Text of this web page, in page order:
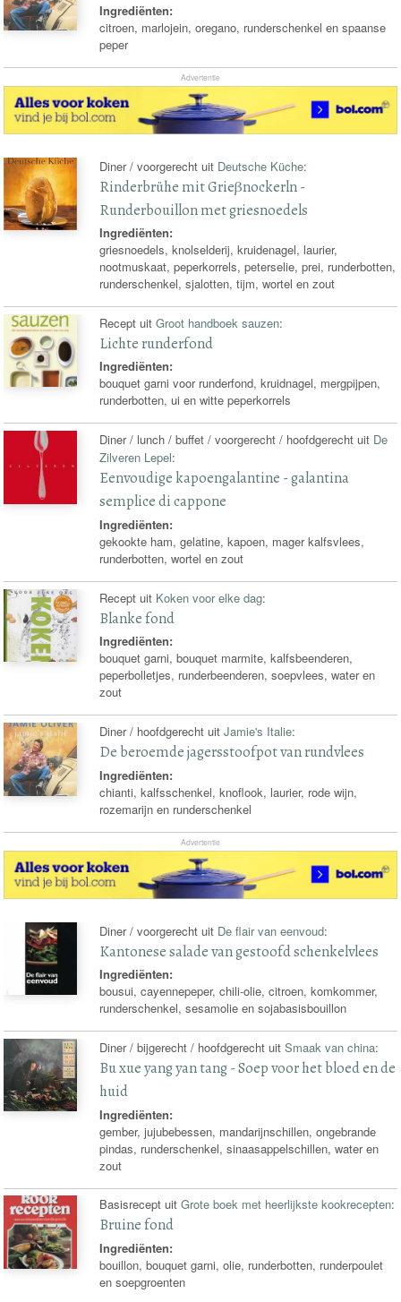
Ingrediënten:
citroen, marlojein, oregano, runderschenkel en spaanse
peper
Advertentie
Diner / voorgerecht uit Deutsche Küche:
Rinderbrühe mit Grieβnockerln -
Runderbouillon met griesnoedels
Ingrediënten:
griesnoedels, knolselderij, kruidenagel, laurier,
nootmuskaat, peperkorrels, peterselie, prei, runderbotten,
runderschenkel, sjalotten, tijm, wortel en zout
Recept uitGroot handboek sauzen:
Lichte runderfond
Ingrediënten:
bouquet garni voor runderfond, kruidnagel, mergpijpen,
runderbotten, ui en witte peperkorrels
Diner / lunch / buffet / voorgerecht / hoofdgerecht uit De
Zilveren Lepel:
Eenvoudige kapoengalantine - galantina
semplice di cappone
Ingrediënten:
gekookte ham, gelatine, kapoen, mager kalfsvlees,
runderbotten, wortel en zout
Recept uit Koken voor elke dag:
Blanke fond
Ingrediënten:
bouquet garni, bouquet marmite, kalfsbeenderen,
peperbolletjes, runderbeenderen, soepvlees, water en
zout
Diner / hoofdgerecht uitJamie's Italie:
De beroemde jagersstoofpot van rundvlees
Ingrediënten:
chianti, kalfsschenkel, knoflook, laurier, rode wijn,
rozemarijn en runderschenkel
Advertentie
Diner / voorgerecht uit De flair van eenvoud:
Kantonese salade van gestoofd schenkelvlees
Ingrediënten:
bousui, cayennepeper, chili-olie, citroen, komkommer,
runderschenkel, sesamolie en sojabasisbouillon
Diner / bijgerecht / hoofdgerecht uitSmaak van china:
Bu xue yang yan tang - Soep voor het bloed en de
huid
Ingrediënten:
gember, jujubebessen, mandarijnschillen, ongebrande
pindas, runderschenkel, sinaasappelschillen, water en
zout
Basisrecept uitGrote boek met heerlijkste kookrecepten:
Bruine fond
Ingrediënten:
bouillon, bouquet garni, olie, runderbotten, runderpoulet
en soepgroenten